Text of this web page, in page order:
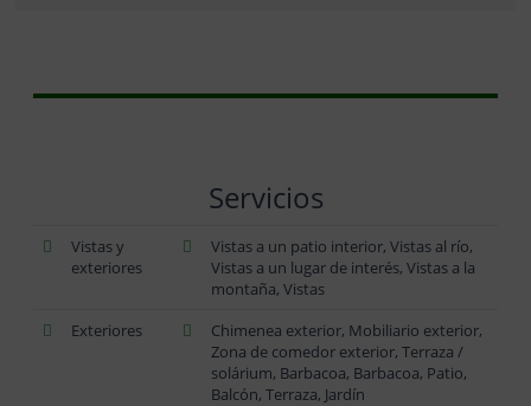
Servicios
Vistas y
exteriores
Vistas a un patio interior, Vistas al río,
Vistas a un lugar de interés, Vistas a la
montaña, Vistas
Exteriores
Chimenea exterior, Mobiliario exterior,
Zona de comedor exterior, Terraza /
solárium, Barbacoa, Barbacoa, Patio,
Balcón, Terraza, Jardín